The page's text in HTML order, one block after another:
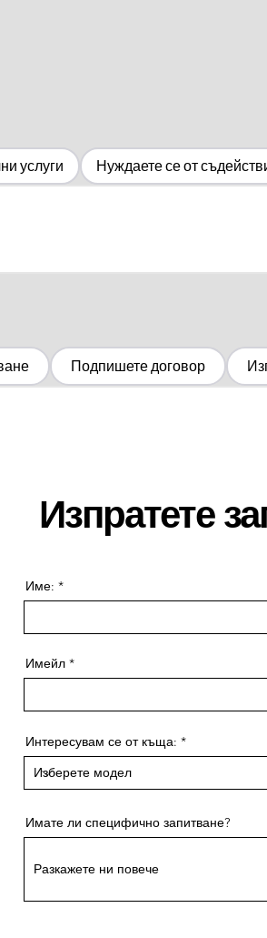
услуги Нуждаете се от
Подпишете договор
разговор до завършването на
на въпросите ви и да ви улесни по
Изпратете
Име:
Имейл
Интересувам се от къща:
Имате ли специфично запитване?